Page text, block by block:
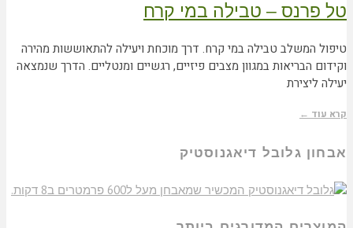
טל פרנס – טבילה במי קרח
טיפול המשלב טבילה במי קרח. דרך מוכחת ויעילה להתאוששות מהירה
וקידום הבריאות במגוון מצבים פיזיים, רגשיים ומנטליים. הדרך שנמצאה
יעילה ליצירת
קרא עוד ←
אבחון גלובל דיאגנוסטיק